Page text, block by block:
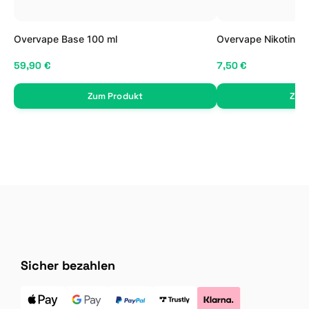
Overvape Base 100 ml
59,90 €
Zum Produkt
Overvape Nikotin
7,50 €
Sicher bezahlen